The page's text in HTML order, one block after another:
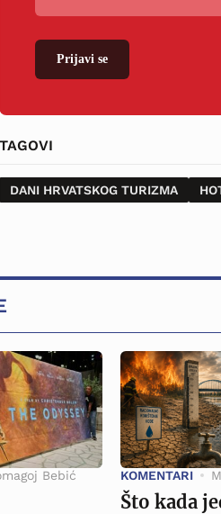
Prijavi se
TAGOVI
DANI HRVATSKOG TURIZMA
Bebić KOMENTARI
Što kada